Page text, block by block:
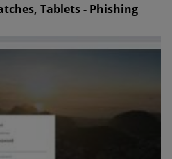
Tablets - Phishing